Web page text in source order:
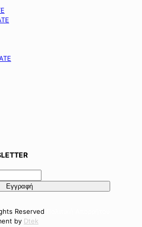
Reserved
by Dtek